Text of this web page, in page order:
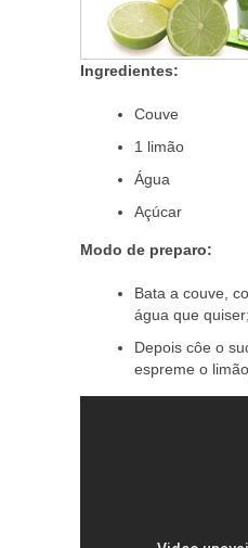
Ingredientes:
Couve
1 limão
Água
Açúcar
Modo de preparo:
Bata a couve,
água que quiser;
Depois côe o
espreme o